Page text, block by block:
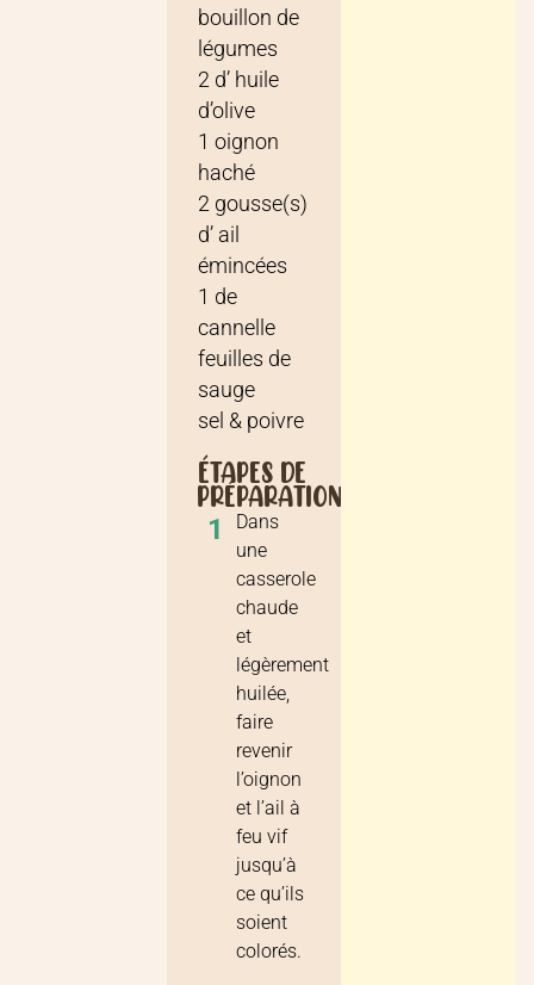
bouillon de
légumes
2 d’huile
d’olive
1 oignon
haché
2 gousse(s)
d’ail
émincées
1 de
cannelle
feuilles de
sauge
sel & poivre
ÉTAPES DE
PRÉPARATION
1
Dans
une
casserole
chaude
et
légèrement
huilée,
faire
revenir
l’oignon
et l’ail à
feu vif
jusqu’à
ce qu’ils
soient
colorés.